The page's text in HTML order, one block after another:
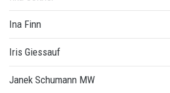
Ina Finn
Iris Giessauf
Janek Schumann MW